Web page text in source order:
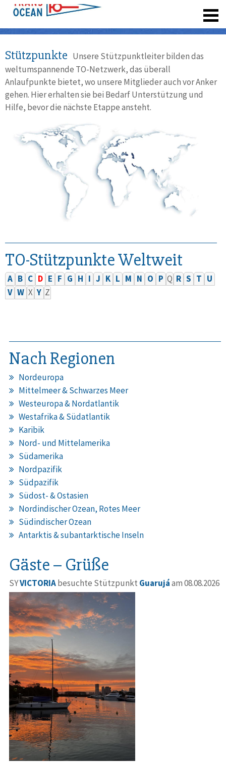
Stützpunkte Unsere Stützpunktleiter bilden das
weltumspannende TO-Netzwerk, das überall
Anlaufpunkte bietet, wo unsere Mitglieder auch vor Anker
gehen. Hier erhalten sie bei Bedarf Unterstützung und
Hilfe, bevor die nächste Etappe ansteht.
TO-Stützpunkte Weltweit
A B C D E F G H I J K L M N O P Q R S T U
V W X Y Z
Nach Regionen
Nordeuropa
Mittelmeer & Schwarzes Meer
Westeuropa & Nordatlantik
Westafrika & Südatlantik
Karibik
Nord- und Mittelamerika
Südamerika
Nordpazifik
Südpazifik
Südost- & Ostasien
Nordindischer Ozean, Rotes Meer
Südindischer Ozean
Antarktis & subantarktische Inseln
Gäste – Grüße
SYVICTORIAbesuchte Stützpunkt Guarujáam 08.08.2026